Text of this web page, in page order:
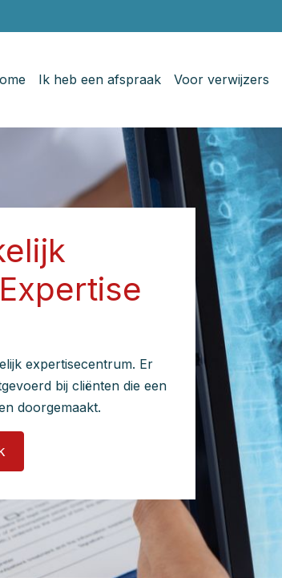
Ik heb een afspraak Voor verwijzers
expertisecentrum. Er
bij cliënten die een
doorgemaakt.